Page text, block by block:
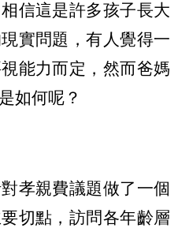
信這是許多孩子長大
實問題，有人覺得一
能力而定，然而爸媽
如何呢？
孝親費議題做了一個
切點，訪問各年齡層